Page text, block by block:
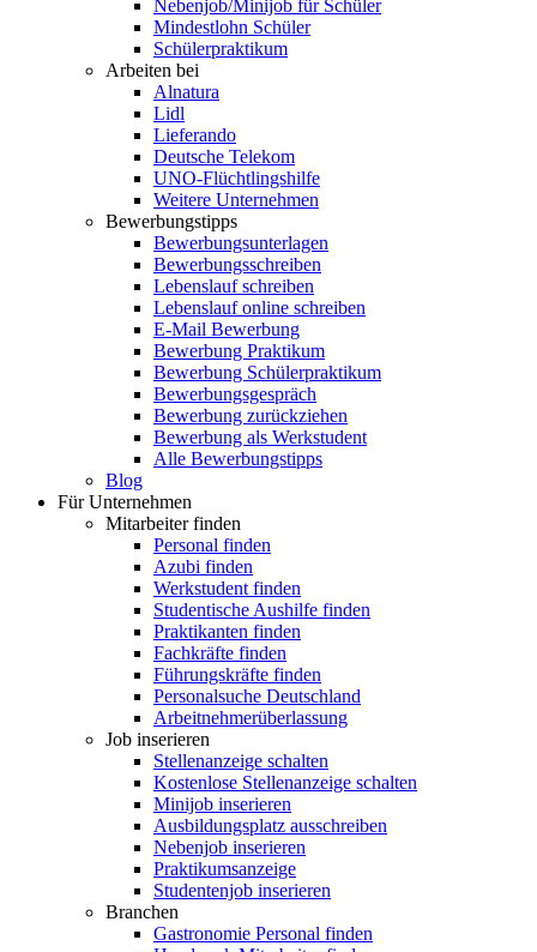
Nebenjob/Minijob für Schüler
Mindestlohn Schüler
Schülerpraktikum
Arbeiten bei
Alnatura
Lidl
Lieferando
Deutsche Telekom
UNO-Flüchtlingshilfe
Weitere Unternehmen
Bewerbungstipps
Bewerbungsunterlagen
Bewerbungsschreiben
Lebenslauf schreiben
Lebenslauf online schreiben
E-Mail Bewerbung
Bewerbung Praktikum
Bewerbung Schülerpraktikum
Bewerbungsgespräch
Bewerbung zurückziehen
Bewerbung als Werkstudent
Alle Bewerbungstipps
Blog
Für Unternehmen
Mitarbeiter finden
Personal finden
Azubi finden
Werkstudent finden
Studentische Aushilfe finden
Praktikanten finden
Fachkräfte finden
Führungskräfte finden
Personalsuche Deutschland
Arbeitnehmerüberlassung
Job inserieren
Stellenanzeige schalten
Kostenlose Stellenanzeige schalten
Minijob inserieren
Ausbildungsplatz ausschreiben
Nebenjob inserieren
Praktikumsanzeige
Studentenjob inserieren
Branchen
Gastronomie Personal finden